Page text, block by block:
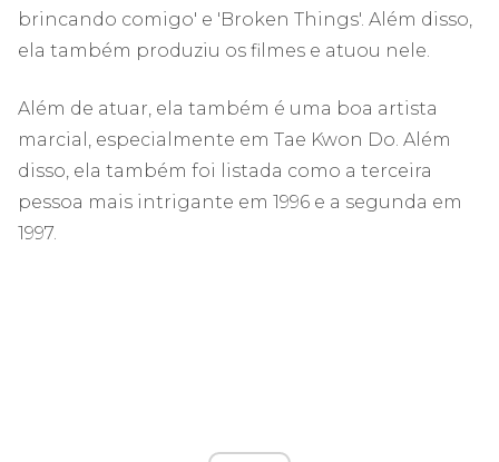
brincando comigo' e 'Broken Things'. Além disso,
ela também produziu os filmes e atuou nele.
Além de atuar, ela também é uma boa artista
marcial, especialmente em Tae Kwon Do. Além
disso, ela também foi listada como a terceira
pessoa mais intrigante em 1996 e a segunda em
1997.